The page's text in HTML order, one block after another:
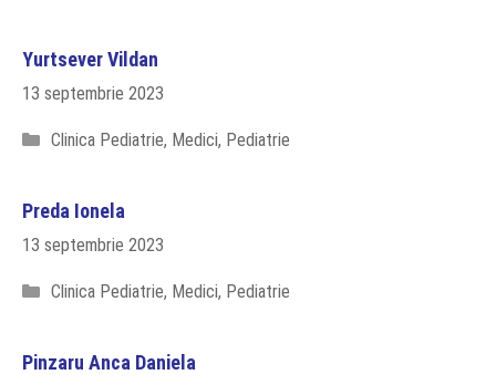
Yurtsever Vildan
13 septembrie 2023
Categorii
Clinica Pediatrie, Medici, Pediatrie
Preda Ionela
13 septembrie 2023
Categorii
Clinica Pediatrie, Medici, Pediatrie
Pinzaru Anca Daniela